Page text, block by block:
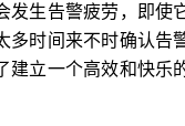
生告警疲劳，即使
时间来不时确认告
立一个高效和快乐